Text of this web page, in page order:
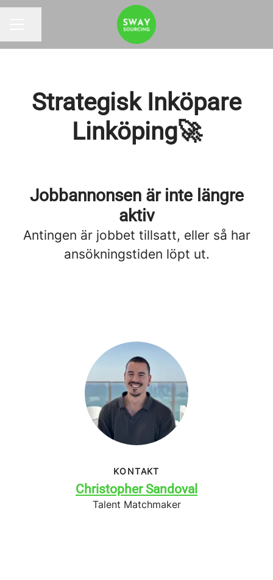
Strategisk Inköpare
Linköping🚀
Jobbannonsen är inte längre
aktiv
Antingen är jobbet tillsatt, eller så har
ansökningstiden löpt ut.
KONTAKT
Christopher Sandoval
Talent Matchmaker